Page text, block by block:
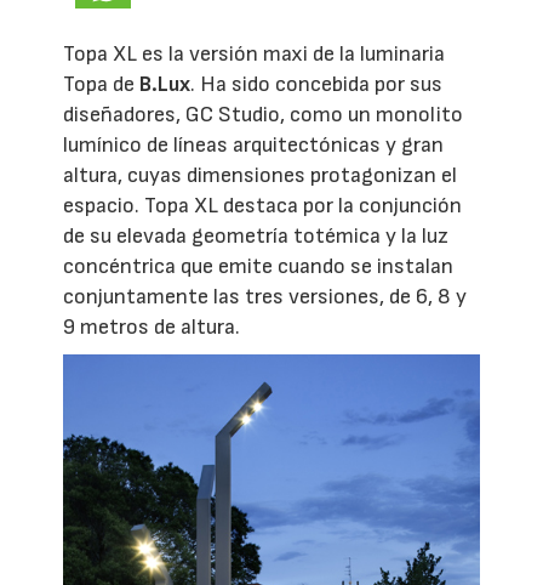
Topa XL es la versión maxi de la luminaria
Topa de B.Lux. Ha sido concebida por sus
diseñadores, GC Studio, como un monolito
lumínico de líneas arquitectónicas y gran
altura, cuyas dimensiones protagonizan el
espacio. Topa XL destaca por la conjunción
de su elevada geometría totémica y la luz
concéntrica que emite cuando se instalan
conjuntamente las tres versiones, de 6, 8 y
9 metros de altura.